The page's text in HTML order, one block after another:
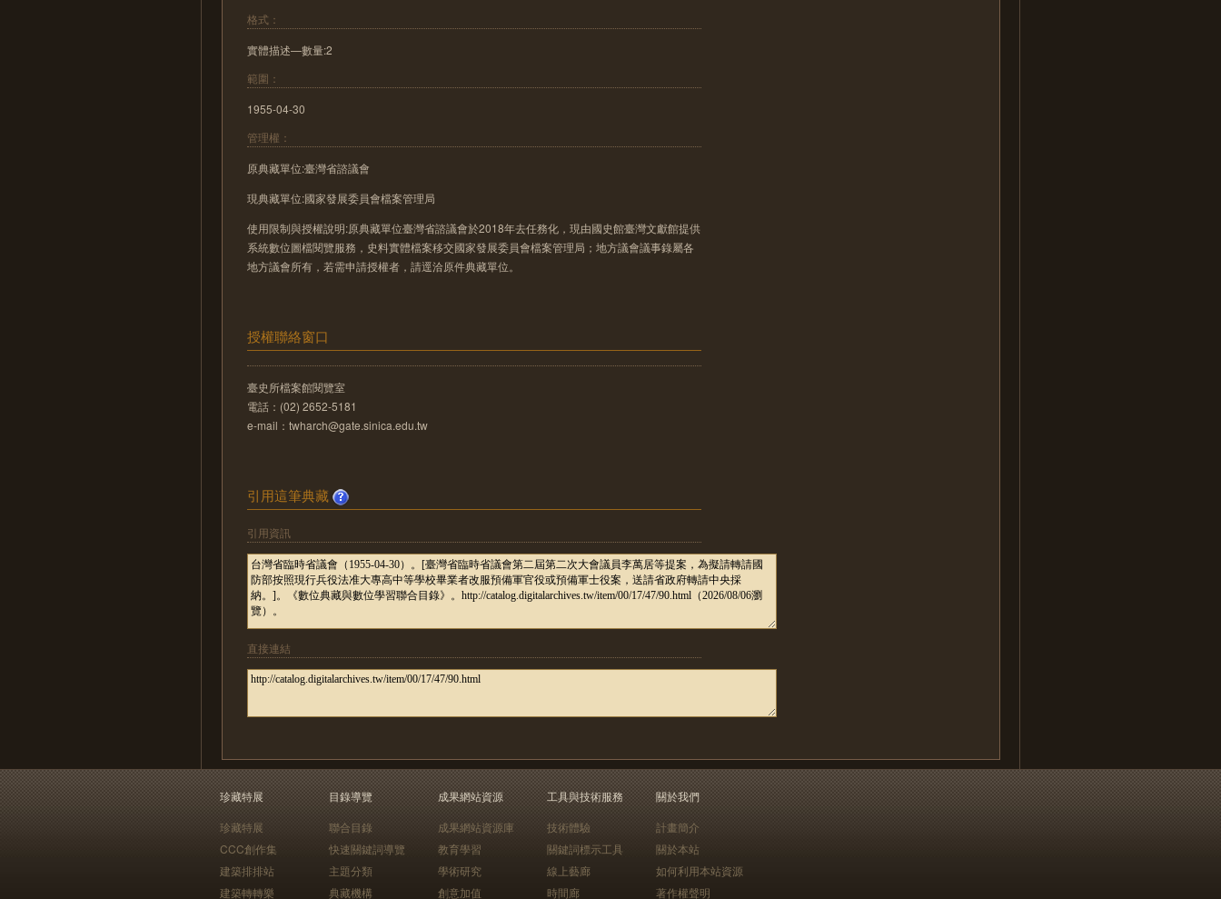
格式：
實體描述—數量:2
範圍：
1955-04-30
管理權：
原典藏單位:臺灣省諮議會
現典藏單位:國家發展委員會檔案管理局
使用限制與授權說明:原典藏單位臺灣省諮議會於2018年去任務化，現由國史館臺灣文獻館提供
系統數位圖檔閱覽服務，史料實體檔案移交國家發展委員會檔案管理局；地方議會議事錄屬各
地方議會所有，若需申請授權者，請逕洽原件典藏單位。
授權聯絡窗口
臺史所檔案館閱覽室
電話：(02) 2652-5181
e-mail：twharch@gate.sinica.edu.tw
引用這筆典藏
引用資訊
直接連結
珍藏特展
珍藏特展
CCC創作集
建築排排站
建築轉轉樂
目錄導覽
聯合目錄
快速關鍵詞導覽
主題分類
典藏機構
成果網站資源
成果網站資源庫
教育學習
學術研究
創意加值
工具與技術服務
技術體驗
關鍵詞標示工具
線上藝廊
時間廊
關於我們
計畫簡介
關於本站
如何利用本站資源
著作權聲明